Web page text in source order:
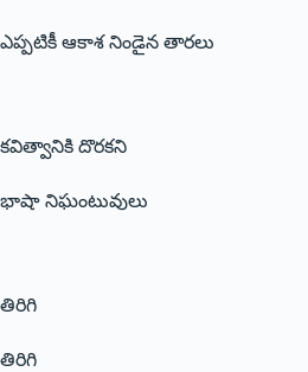
ఎప్పటికీ ఆకాశ నిండైన తారలు
కవిత్వానికి దొరకని
భాషా నిఘంటువులు
తిరిగి
తిరిగి